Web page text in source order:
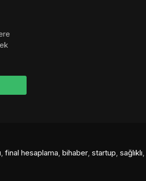
, final hesaplama, bihaber, startup, sağlıklı,